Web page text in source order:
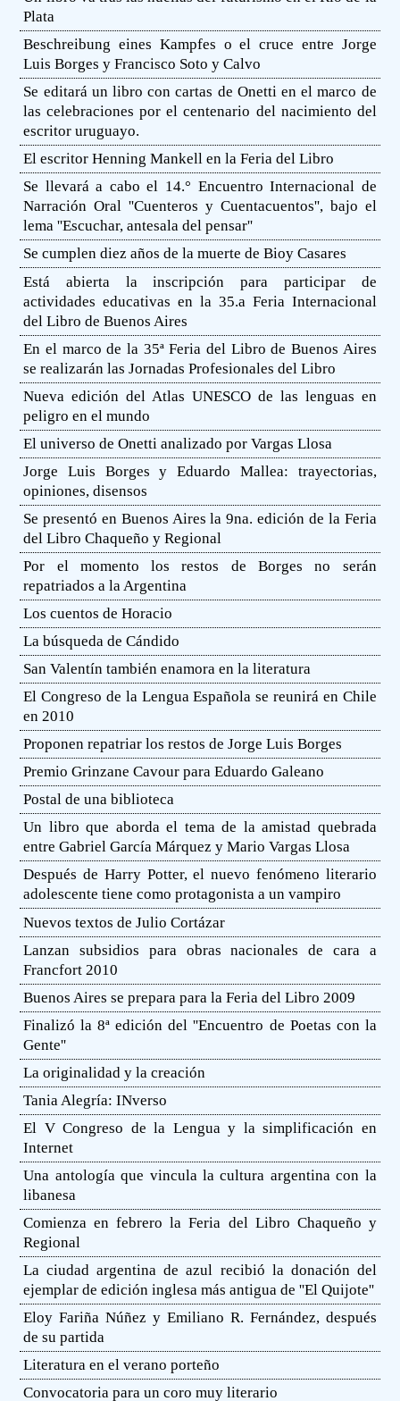
Plata
Beschreibung eines Kampfes o el cruce entre Jorge
Luis Borges y Francisco Soto y Calvo
Se editará un libro con cartas de Onetti en el marco de
las celebraciones por el centenario del nacimiento del
escritor uruguayo.
El escritor Henning Mankell en la Feria del Libro
Se llevará a cabo el 14.° Encuentro Internacional de
Narración Oral ''Cuenteros y Cuentacuentos'', bajo el
lema ''Escuchar, antesala del pensar''
Se cumplen diez años de la muerte de Bioy Casares
Está abierta la inscripción para participar de
actividades educativas en la 35.a Feria Internacional
del Libro de Buenos Aires
En el marco de la 35ª Feria del Libro de Buenos Aires
se realizarán las Jornadas Profesionales del Libro
Nueva edición del Atlas UNESCO de las lenguas en
peligro en el mundo
El universo de Onetti analizado por Vargas Llosa
Jorge Luis Borges y Eduardo Mallea: trayectorias,
opiniones, disensos
Se presentó en Buenos Aires la 9na. edición de la Feria
del Libro Chaqueño y Regional
Por el momento los restos de Borges no serán
repatriados a la Argentina
Los cuentos de Horacio
La búsqueda de Cándido
San Valentín también enamora en la literatura
El Congreso de la Lengua Española se reunirá en Chile
en 2010
Proponen repatriar los restos de Jorge Luis Borges
Premio Grinzane Cavour para Eduardo Galeano
Postal de una biblioteca
Un libro que aborda el tema de la amistad quebrada
entre Gabriel García Márquez y Mario Vargas Llosa
Después de Harry Potter, el nuevo fenómeno literario
adolescente tiene como protagonista a un vampiro
Nuevos textos de Julio Cortázar
Lanzan subsidios para obras nacionales de cara a
Francfort 2010
Buenos Aires se prepara para la Feria del Libro 2009
Finalizó la 8ª edición del ''Encuentro de Poetas con la
Gente''
La originalidad y la creación
Tania Alegría: INverso
El V Congreso de la Lengua y la simplificación en
Internet
Una antología que vincula la cultura argentina con la
libanesa
Comienza en febrero la Feria del Libro Chaqueño y
Regional
La ciudad argentina de azul recibió la donación del
ejemplar de edición inglesa más antigua de ''El Quijote''
Eloy Fariña Núñez y Emiliano R. Fernández, después
de su partida
Literatura en el verano porteño
Convocatoria para un coro muy literario